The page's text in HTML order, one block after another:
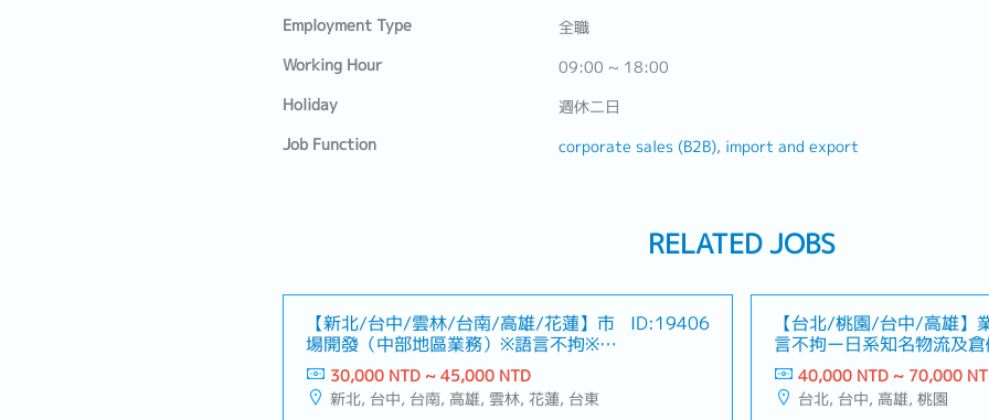
Employment Type
全職
Working Hour
09:00 ~ 18:00
Holiday
週休二日
Job Function
corporate sales (B2B) import and export
RELATED JOBS
【新北/台中/雲林/台南/高雄/花蓮】市
場開發（中部地區業務）※語言不拘※－
日系機械製造商
ID:19406
30,000 NTD ~ 45,000 NTD
新北, 台中, 台南, 高雄, 雲林, 花蓮, 台東
【台北/桃園/台中/高雄】
言不拘ー日系知名物流及
40,000 NTD ~ 70,000
台北, 台中, 高雄, 桃園